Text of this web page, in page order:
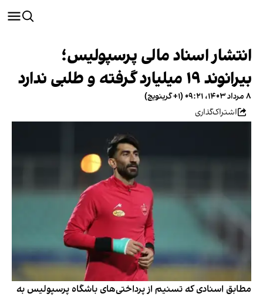
انتشار اسناد مالی پرسپولیس؛
بیرانوند ۱۹ میلیارد گرفته و طلبی ندارد
۸ مرداد ۱۴۰۳، ۰۹:۲۱ (‎+۱ گرینویچ)
اشتراک‌گذاری
مطابق اسنادی که تسنیم از پرداختی‌های باشگاه پرسپولیس به